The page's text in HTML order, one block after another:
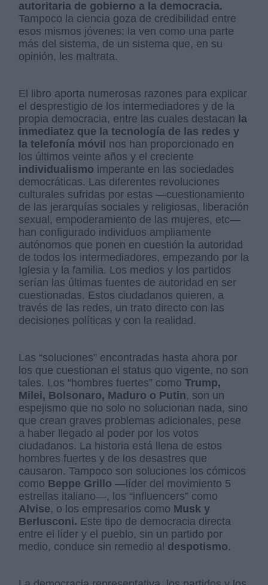
autoritaria de gobierno a la democracia.
Tampoco la ciencia goza de credibilidad entre
esos mismos jóvenes: la ven como una parte
más del sistema, de un sistema que, en su
opinión, les maltrata.
El libro aporta numerosas razones para explicar
el desprestigio de los intermediadores y de la
propia democracia, entre las cuales destacan la
inmediatez que la tecnología de las redes y
la telefonía móvil nos han proporcionado en
los últimos veinte años y el creciente
individualismo imperante en las sociedades
democráticas. Las diferentes revoluciones
culturales sufridas por estas —cuestionamiento
de las jerarquías sociales y religiosas, liberación
sexual, empoderamiento de las mujeres, etc—
han configurado individuos ampliamente
autónomos que ponen en cuestión la autoridad
de todos los intermediadores, empezando por la
Iglesia y la familia. Los medios y los partidos
serían las últimas fuentes de autoridad en ser
cuestionadas. Estos ciudadanos quieren, a
través de las redes, un trato directo con las
decisiones políticas y con la realidad.
Las “soluciones” encontradas hasta ahora por
los que cuestionan el status quo vigente, no son
tales. Los “hombres fuertes” comoTrump,
Milei, Bolsonaro, Maduro o Putin, son un
espejismo que no solo no solucionan nada, sino
que crean graves problemas adicionales, pese
a haber llegado al poder por los votos
ciudadanos. La historia está llena de estos
hombres fuertes y de los desastres que
causaron. Tampoco son soluciones los cómicos
como Beppe Grillo —líder del movimiento 5
estrellas italiano—, los “influencers” como
Alvise, o los empresarios como Musk y
Berlusconi. Este tipo de democracia directa
entre el líder y el pueblo, sin un partido por
medio, conduce sin remedio al despotismo.